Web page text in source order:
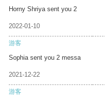
Horny Shriya sent you 2
2022-01-10
游客
Sophia sent you 2 messa
2021-12-22
游客